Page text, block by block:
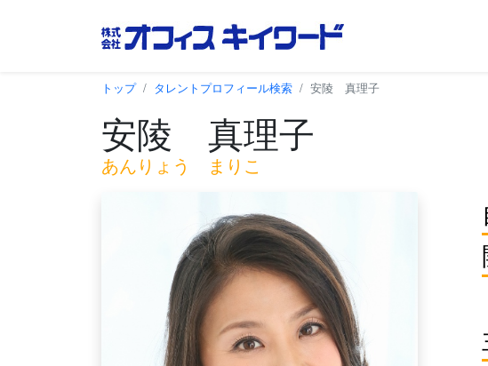
トップ タレントプロフィール検索 安陵 真理子
安陵 真理子
あんりょう まりこ